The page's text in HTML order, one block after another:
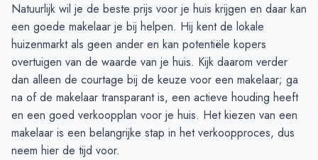
Natuurlijk wil je de beste prijs voor je huis krijgen en daar kan
een goede makelaar je bij helpen. Hij kent de lokale
huizenmarkt als geen ander en kan potentiële kopers
overtuigen van de waarde van je huis. Kijk daarom verder
dan alleen de courtage bij de keuze voor een makelaar; ga
na of de makelaar transparant is, een actieve houding heeft
en een goed verkoopplan voor je huis. Het kiezen van een
makelaar is een belangrijke stap in het verkoopproces, dus
neem hier de tijd voor.